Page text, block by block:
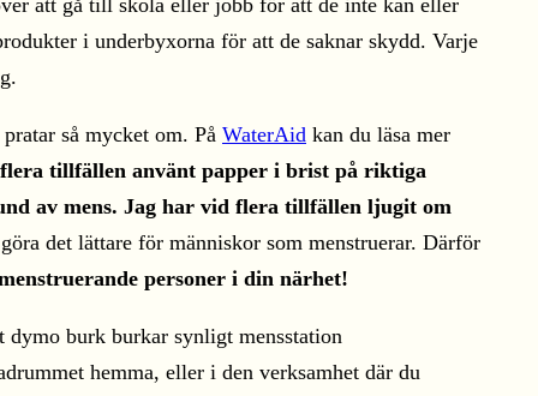
att gå till skola eller jobb för att de inte kan eller
i underbyxorna för att de saknar skydd. Varje
så mycket om. På WaterAid kan du läsa mer
tillfällen använt papper i brist på riktiga
av mens. Jag har vid flera tillfällen ljugit om
det lättare för människor som menstruerar. Därför
personer i din närhet!
hemma, eller i den verksamhet där du